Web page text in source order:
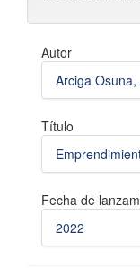
Autor
Arciga Osuna,
Título
Fecha de
2022